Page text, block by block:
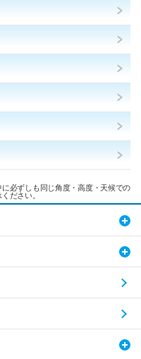
必ずしも同じ角度・高度・天候での
ださい。